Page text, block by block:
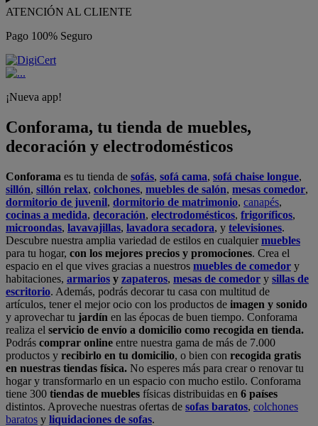
ATENCIÓN AL CLIENTE
Pago 100% Seguro
¡Nueva app!
Conforama, tu tienda de muebles,
decoración y electrodomésticos
Conforama es tu tienda de sofás, sofá cama, sofá chaise longue,
sillón, sillón relax, colchones, muebles de salón, mesas comedor,
dormitorio de juvenil, dormitorio de matrimonio, canapés,
cocinas a medida, decoración, electrodomésticos, frigoríficos,
microondas, lavavajillas, lavadora secadora, y televisiones.
Descubre nuestra amplia variedad de estilos en cualquiermuebles
para tu hogar, con los mejores precios y promociones. Crea el
espacio en el que vives gracias a nuestros muebles de comedor y
habitaciones, armarios y zapateros, mesas de comedor y sillas de
escritorio. Además, podrás decorar tu casa con multitud de
artículos, tener el mejor ocio con los productos de imagen y sonido
y aprovechar tu jardín en las épocas de buen tiempo. Conforama
realiza el servicio de envío a domicilio como recogida en tienda.
Podrás comprar online entre nuestra gama de más de 7.000
productos y recibirlo en tu domicilio, o bien con recogida gratis
en nuestras tiendas física. No esperes más para crear o renovar tu
hogar y transformarlo en un espacio con mucho estilo. Conforama
tiene 300 tiendas de muebles físicas distribuidas en 6 países
distintos. Aproveche nuestras ofertas de sofas baratos, colchones
baratos y liquidaciones de sofas.